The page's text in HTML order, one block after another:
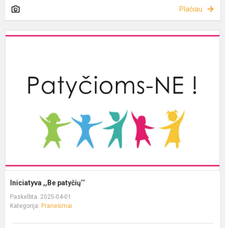
Plačiau
Iniciatyva ,,Be patyčių‘‘
Paskelbta: 2025-04-01
Kategorija: Pranešimai